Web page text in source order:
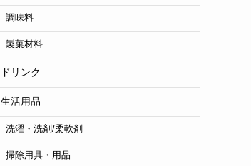
調味料
製菓材料
ドリンク
生活用品
洗濯・洗剤/柔軟剤
掃除用具・用品